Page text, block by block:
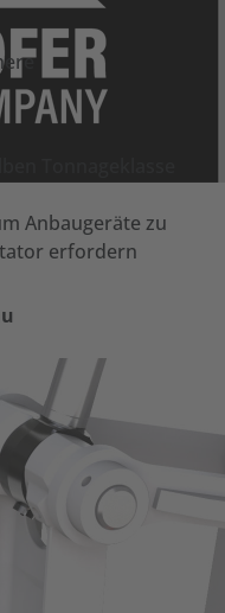
Anbaugeräte zu
erfordern